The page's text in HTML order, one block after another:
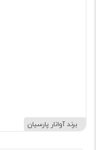
برند آوانار پارسیان